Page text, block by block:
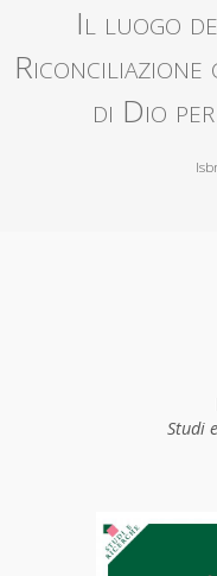
Il luogo
Riconciliazione
di Dio
Studi